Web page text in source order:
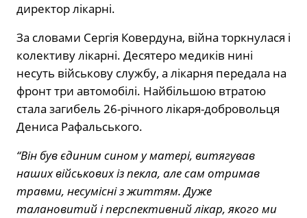
директор лікарні.
За словами Сергія Ковердуна, війна торкнулася і
колективу лікарні. Десятеро медиків нині
несуть військову службу, а лікарня передала на
фронт три автомобілі. Найбільшою втратою
стала загибель 26-річного лікаря-добровольця
Дениса Рафальського.
“Він був єдиним сином у матері, витягував
наших військових із пекла, але сам отримав
травми, несумісні з життям. Дуже
талановитий і перспективний лікар, якого ми